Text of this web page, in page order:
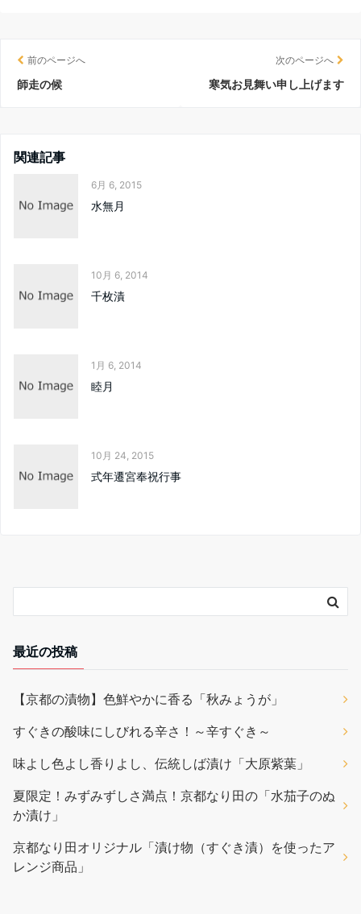
前のページへ
師走の候
次のページへ
寒気お見舞い申し上げます
関連記事
6月 6, 2015
水無月
10月 6, 2014
千枚漬
1月 6, 2014
睦月
10月 24, 2015
式年遷宮奉祝行事
最近の投稿
【京都の漬物】色鮮やかに香る「秋みょうが」
すぐきの酸味にしびれる辛さ！～辛すぐき～
味よし色よし香りよし、伝統しば漬け「大原紫葉」
夏限定！みずみずしさ満点！京都なり田の「水茄子のぬ
か漬け」
京都なり田オリジナル「漬け物（すぐき漬）を使ったア
レンジ商品」